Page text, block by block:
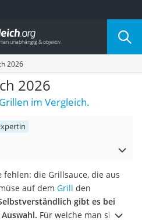
Kategorie
2026
2026
im Vergleich.
die Grillsauce, die aus
auf dem Grill den
gibt es bei
Für welche man sich